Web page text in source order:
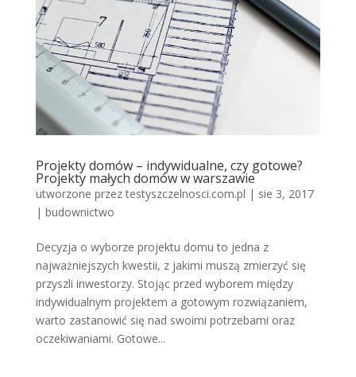
Projekty domów – indywidualne, czy gotowe?
Projekty małych domów w warszawie
utworzone przeztestyszczelnosci.com.pl | sie 3, 2017
| budownictwo
Decyzja o wyborze projektu domu to jedna z
najważniejszych kwestii, z jakimi muszą zmierzyć się
przyszli inwestorzy. Stojąc przed wyborem między
indywidualnym projektem a gotowym rozwiązaniem,
warto zastanowić się nad swoimi potrzebami oraz
oczekiwaniami. Gotowe...